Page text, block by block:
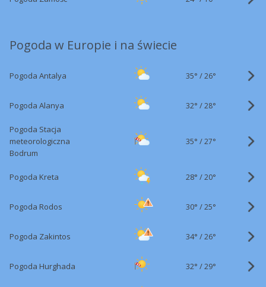
Pogoda w Europie i na świecie
Pogoda Antalya 35° /26°
Pogoda Alanya 32° /28°
Pogoda Stacja
meteorologiczna
Bodrum
35° /27°
Pogoda Kreta 28° /20°
Pogoda Rodos 30° /25°
Pogoda Zakintos 34° /26°
Pogoda Hurghada 32° /29°